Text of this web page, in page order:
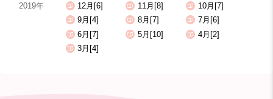
2019年
12月[6] 11月[8]
10月[7]
9月[4]
8月[7]
7月[6]
6月[7]
5月[10]
4月[2]
3月[4]